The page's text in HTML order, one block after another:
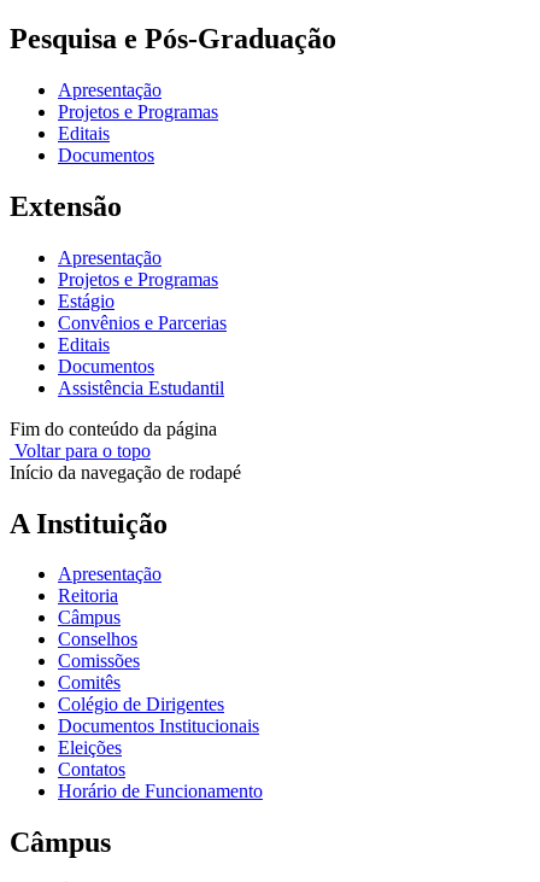
Pesquisa e Pós-Graduação
Apresentação
Projetos e Programas
Editais
Documentos
Extensão
Apresentação
Projetos e Programas
Estágio
Convênios e Parcerias
Editais
Documentos
Assistência Estudantil
Fim do conteúdo da página
Voltar para o topo
Início da navegação de rodapé
A Instituição
Apresentação
Reitoria
Câmpus
Conselhos
Comissões
Comitês
Colégio de Dirigentes
Documentos Institucionais
Eleições
Contatos
Horário de Funcionamento
Câmpus